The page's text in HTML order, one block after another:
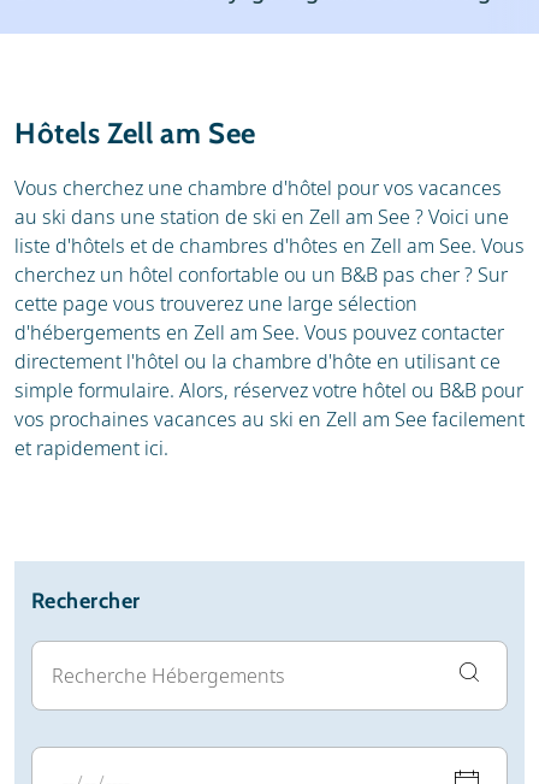
Météo
Location de ski
Hôtels Zell am See
Vous cherchez une chambre d'hôtel pour vos vacances
au ski dans une station de ski en Zell am See ? Voici une
liste d'hôtels et de chambres d'hôtes en Zell am See. Vous
cherchez un hôtel confortable ou un B&B pas cher ? Sur
cette page vous trouverez une large sélection
d'hébergements en Zell am See. Vous pouvez contacter
directement l'hôtel ou la chambre d'hôte en utilisant ce
simple formulaire. Alors, réservez votre hôtel ou B&B pour
vos prochaines vacances au ski en Zell am See facilement
et rapidement ici.
Rechercher